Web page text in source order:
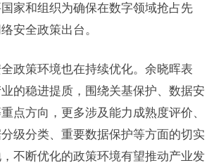
家和组织为确保在数字领域抢占先
安全政策出台。
策环境也在持续优化。余晓晖表
的稳进提质，围绕关基保护、数据安
点方向，更多涉及能力成熟度评价、
级分类、重要数据保护等方面的切实
不断优化的政策环境有望推动产业发